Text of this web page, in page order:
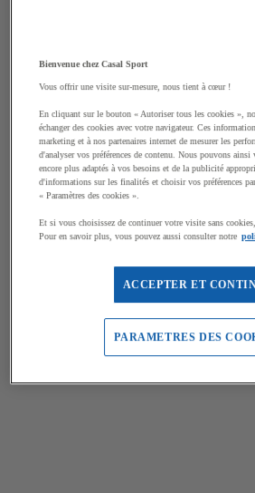
Bienvenue chez Casal Sport
Vous offrir une visite sur-mesure, nous tient à cœur !
En cliquant sur le bouton « Autoriser tous les cookies »,
échanger des cookies avec votre navigateur. Ces
marketing et à nos partenaires internet de mesurer les
d'analyser vos préférences de contenu. Nous pouvons ainsi
encore plus adaptés à vos besoins et de la publicité
d'informations sur les finalités et choisir vos préférences
« Paramètres des cookies ».
Et si vous choisissez de continuer votre visite sans
Pour en savoir plus, vous pouvez aussi consulter notre
ACCEPTER ET
PARAMETRES DES